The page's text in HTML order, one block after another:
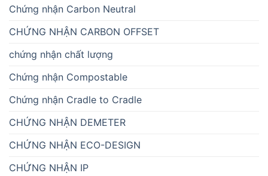
Chứng nhận Carbon Neutral
CHỨNG NHẬN CARBON OFFSET
chứng nhận chất lượng
Chứng nhận Compostable
Chứng nhận Cradle to Cradle
CHỨNG NHẬN DEMETER
CHỨNG NHẬN ECO-DESIGN
CHỨNG NHẬN IP